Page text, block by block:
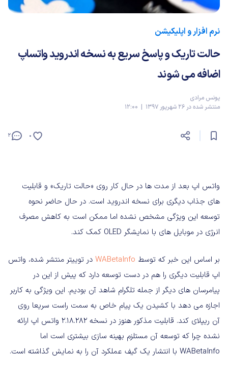
نرم افزار و اپلیکیشن
حالت تاریک و پاسخ سریع به نسخه اندروید واتساپ
اضافه می شوند
یونس مرادی
منتشر شده در 26 شهریور 1397 | 12:00
2 0
واتس اپ بعد از مدت ها در حال کار روی «حالت تاریک» و قابلیت
های جذاب دیگری برای نسخه اندروید است. در حال حاضر نحوه
توسعه این ویژگی مشخص نشده اما ممکن است به کاهش مصرف
انرژی در موبایل های با نمایشگر OLED کمک کند.
بر اساس این خبر که توسط WABetaInfo در توییتر منتشر شده، واتس
اپ قابلیت دیگری را هم در دست توسعه دارد که پیش از این در
پیامرسان های دیگر از جمله تلگرام شاهد آن بودیم. این ویژگی به کاربر
اجازه می دهد با کشیدن یک پیام خاص به سمت راست سریعا روی
آن ریپلای کند. قابلیت مذکور هنوز در نسخه 2.18.282 واتس اپ ارائه
نشده چرا که توسعه آن مستلزم بهینه سازی بیشتری است اما
WABetaInfo با انتشار یک گیف عملکرد آن را به نمایش گذاشته است.